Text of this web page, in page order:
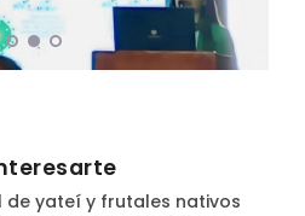
de yateí y frutales nativos